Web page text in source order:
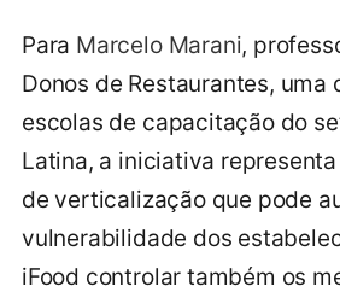
Para Marcelo Marani,
Donos de Restaurantes, uma
escolas de capacitação do
Latina, a iniciativa
de verticalização que pode
vulnerabilidade dos
iFood controlar também os